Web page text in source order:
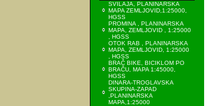
SVILAJA, PLANINARSKA
MAPA ZEMLJOVID,1:25000,
HGSS
PROMINA , PLANINARSKA
MAPA, ZEMLJOVID , 1:25000
, HGSS
OTOK RAB , PLANINARSKA
MAPA, ZEMLJOVID, 1:25000
, HGSS
BRAČ BIKE, BICIKLOM PO
BRAČU, MAPA 1:45000,
HGSS
DINARA-TROGLAVSKA
SKUPINA-ZAPAD
,PLANINARSKA
MAPA,1:25000